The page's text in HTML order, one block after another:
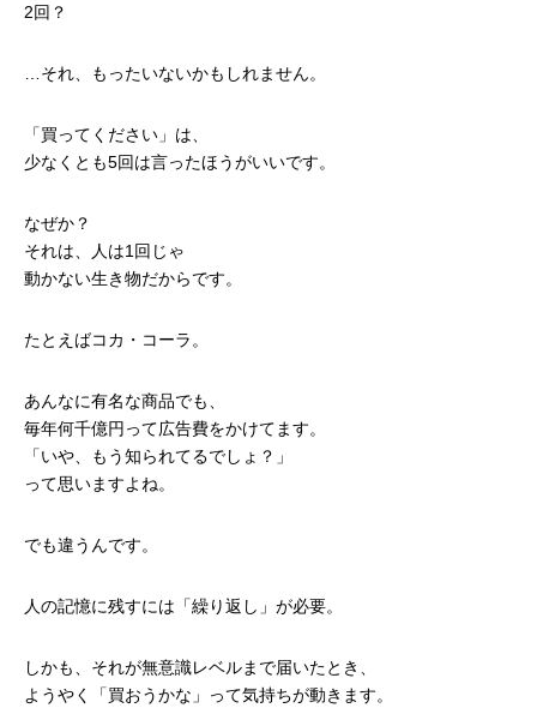
2回？
…それ、もったいないかもしれません。
「買ってください」は、
少なくとも5回は言ったほうがいいです。
なぜか？
それは、人は1回じゃ
動かない生き物だからです。
たとえばコカ・コーラ。
あんなに有名な商品でも、
毎年何千億円って広告費をかけてます。
「いや、もう知られてるでしょ？」
って思いますよね。
でも違うんです。
人の記憶に残すには「繰り返し」が必要。
しかも、それが無意識レベルまで届いたとき、
ようやく「買おうかな」って気持ちが動きます。